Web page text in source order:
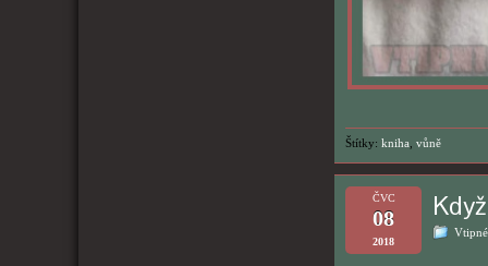
Štítky: kniha vůně
ČVC
08
2018